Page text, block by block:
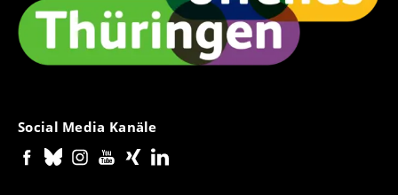
Social Media Kanäle